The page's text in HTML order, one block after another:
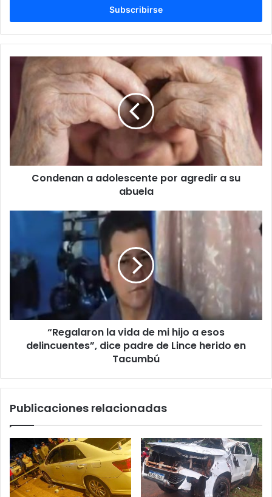
Condenan a adolescente por agredir a su
abuela
“Regalaron la vida de mi hijo a esos
delincuentes”, dice padre de Lince herido en
Tacumbú
Publicaciones relacionadas